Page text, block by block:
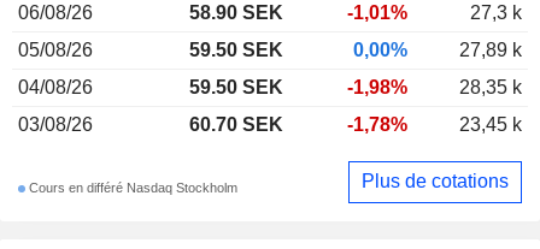
06/08/26
58.90 SEK -1,01%
27,3 k
05/08/26
59.50 SEK 0,00%
27,89 k
04/08/26
59.50 SEK -1,98%
28,35 k
03/08/26
60.70 SEK -1,78% 23,45 k
Cours en différé Nasdaq Stockholm Plus de cotations